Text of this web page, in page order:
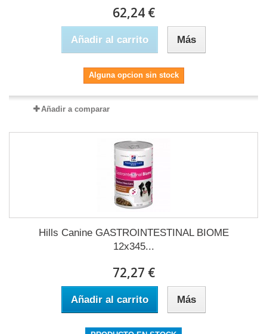
62,24 €
Añadir al carrito Más
Alguna opcion sin stock
Añadir a comparar
Hills Canine GASTROINTESTINAL BIOME
12x345...
72,27 €
Añadir al carrito Más